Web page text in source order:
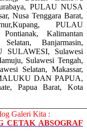
PULAU NUSA
Nusa Tenggara Barat,
PULAU
Kalimantan
Banjarmasin,
SULAWESI, Sulawesi
Sulawesi Tengah,
Selatan, Makassar,
DAN PAPUA,
Papua Barat, Kota
Galeri Kita :
CETAK ABSOGRAF